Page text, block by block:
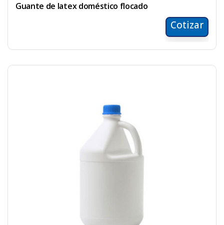
Guante de latex doméstico flocado
Cotizar